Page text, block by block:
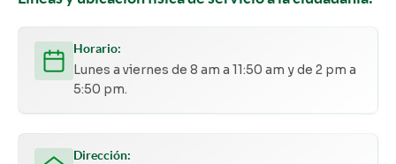
Horario:
Lunes a viernes de 8 am a 11:50 am y de 2 pm a
5:50 pm.
Dirección: